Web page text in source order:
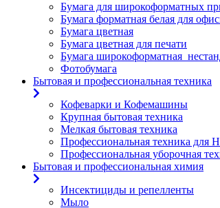
Бумага для широкоформатных
Бумага форматная белая для
Бумага цветная
Бумага цветная для печати
Бумага
Фотобумага
Бытовая и профессиональная техника
Кофеварки и Кофемашины
Крупная бытовая техника
Мелкая бытовая техника
Профессиональная техника для
Профессиональная уборочная
Бытовая и профессиональная химия
Инсектициды и репелленты
Мыло